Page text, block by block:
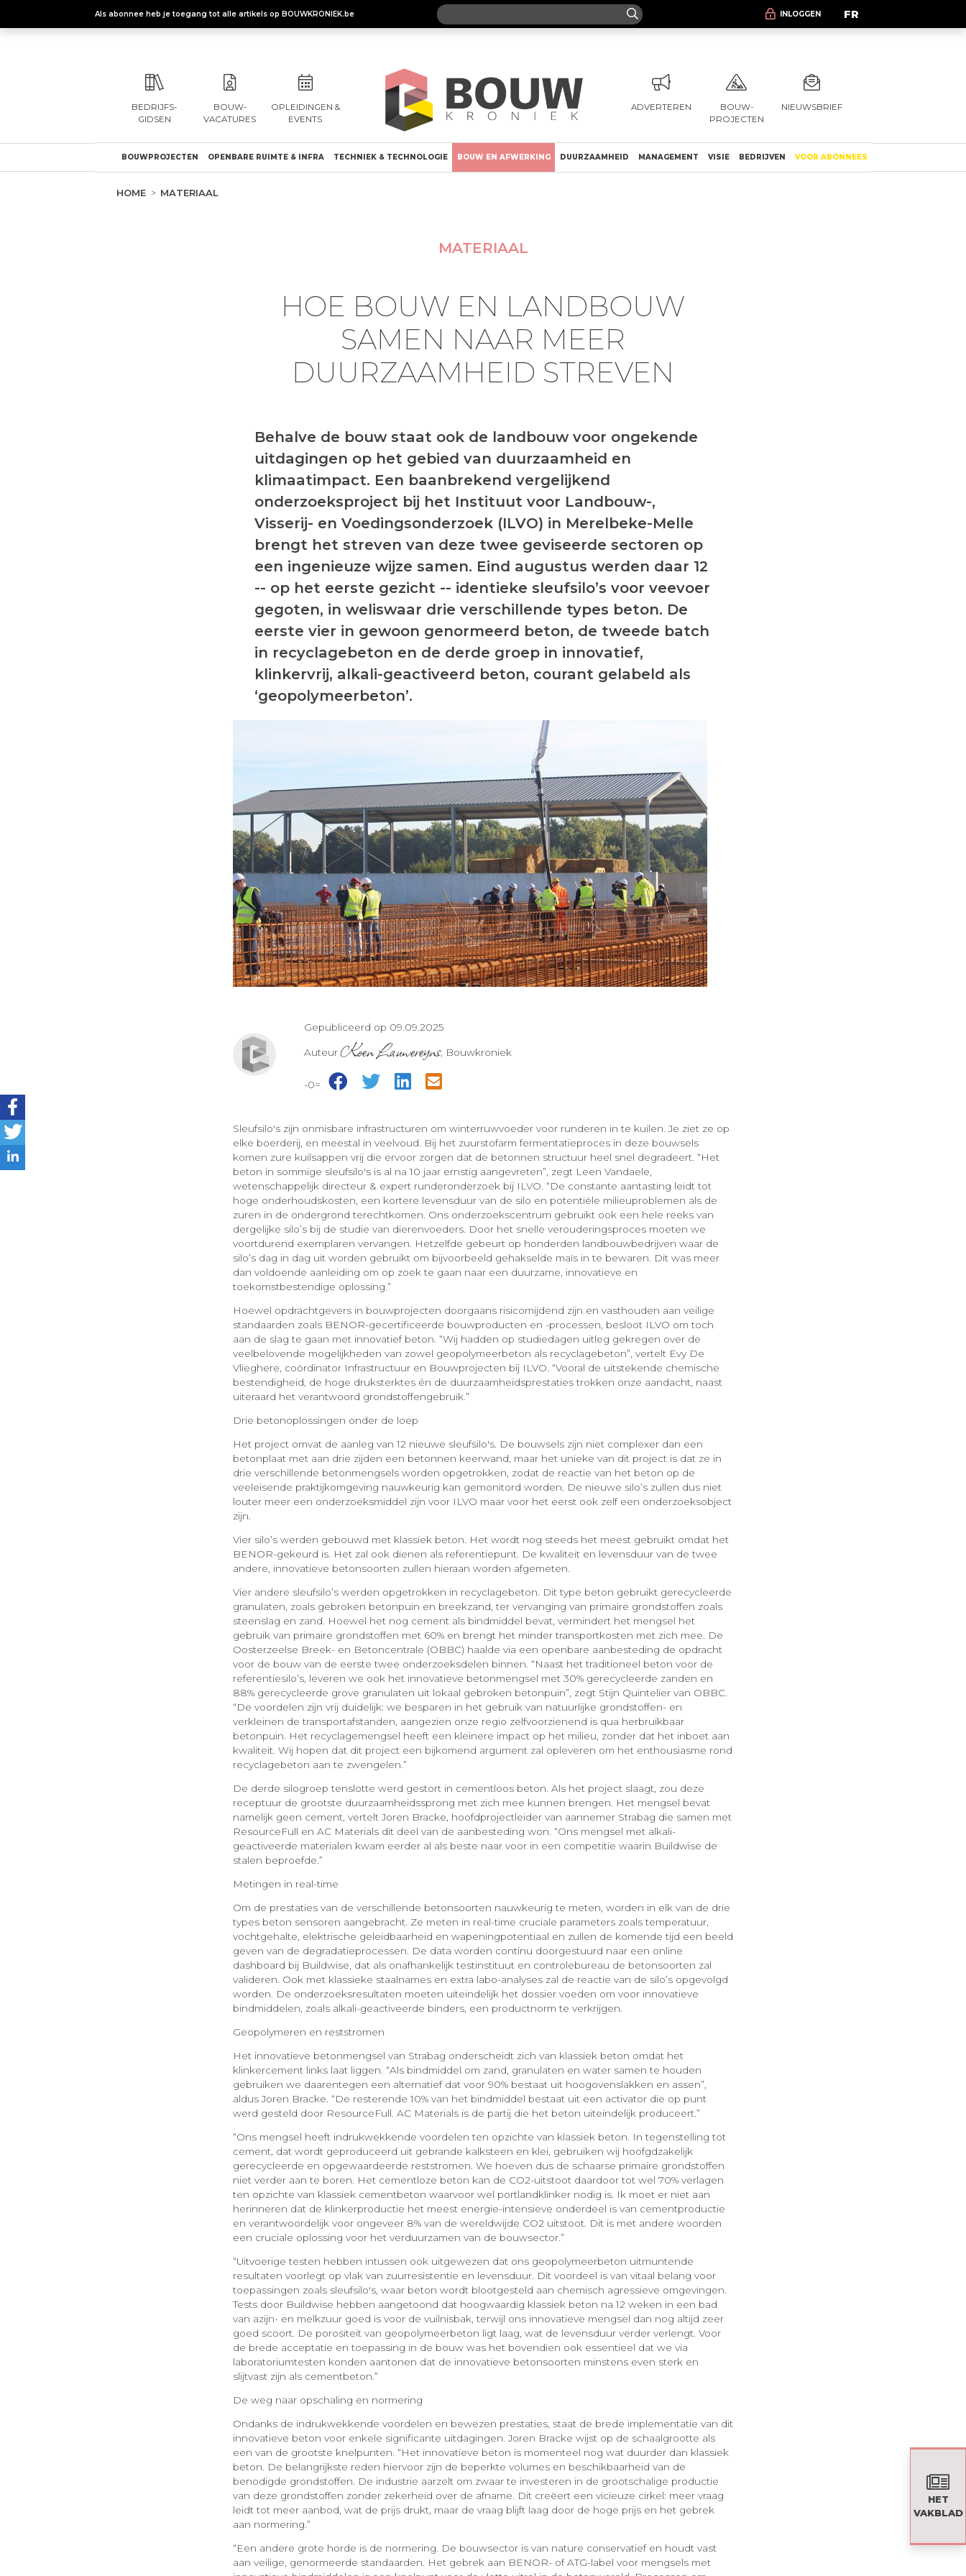
Als abonnee heb je toegang tot alle artikels op BOUWKRONIEK.be INLOGGEN FR
BEDRIJFS-
GIDSEN
BOUW-
VACATURES
OPLEIDINGEN &
EVENTS
ADVERTEREN
BOUW-
PROJECTEN
NIEUWSBRIEF
BOUWPROJECTEN OPENBARE RUIMTE & INFRA TECHNIEK & TECHNOLOGIE BOUW EN AFWERKING DUURZAAMHEID MANAGEMENT VISIE BEDRIJVEN VOOR ABONNEES
HOME MATERIAAL
MATERIAAL
HOE BOUW EN LANDBOUW
SAMEN NAAR MEER
DUURZAAMHEID STREVEN
Behalve de bouw staat ook de landbouw voor ongekende
uitdagingen op het gebied van duurzaamheid en
klimaatimpact. Een baanbrekend vergelijkend
onderzoeksproject bij het Instituut voor Landbouw-,
Visserij- en Voedingsonderzoek (ILVO) in Merelbeke-Melle
brengt het streven van deze twee geviseerde sectoren op
een ingenieuze wijze samen. Eind augustus werden daar 12
-- op het eerste gezicht -- identieke sleufsilo’s voor veevoer
gegoten, in weliswaar drie verschillende types beton. De
eerste vier in gewoon genormeerd beton, de tweede batch
in recyclagebeton en de derde groep in innovatief,
klinkervrij, alkali-geactiveerd beton, courant gelabeld als
‘geopolymeerbeton’.
Gepubliceerd op 09.09.2025
AuteurKoen Lauwereyns, Bouwkroniek
-0=
Sleufsilo's zijn onmisbare infrastructuren om winterruwvoeder voor runderen in te kuilen. Je ziet ze op
elke boerderij, en meestal in veelvoud. Bij het zuurstofarm fermentatieproces in deze bouwsels
komen zure kuilsappen vrij die ervoor zorgen dat de betonnen structuur heel snel degradeert. “Het
beton in sommige sleufsilo's is al na 10 jaar ernstig aangevreten”, zegt Leen Vandaele,
wetenschappelijk directeur & expert runderonderzoek bij ILVO. “De constante aantasting leidt tot
hoge onderhoudskosten, een kortere levensduur van de silo en potentiële milieuproblemen als de
zuren in de ondergrond terechtkomen. Ons onderzoekscentrum gebruikt ook een hele reeks van
dergelijke silo’s bij de studie van dierenvoeders. Door het snelle verouderingsproces moeten we
voortdurend exemplaren vervangen. Hetzelfde gebeurt op honderden landbouwbedrijven waar de
silo’s dag in dag uit worden gebruikt om bijvoorbeeld gehakselde maïs in te bewaren. Dit was meer
dan voldoende aanleiding om op zoek te gaan naar een duurzame, innovatieve en
toekomstbestendige oplossing.”
Hoewel opdrachtgevers in bouwprojecten doorgaans risicomijdend zijn en vasthouden aan veilige
standaarden zoals BENOR-gecertificeerde bouwproducten en -processen, besloot ILVO om toch
aan de slag te gaan met innovatief beton. “Wij hadden op studiedagen uitleg gekregen over de
veelbelovende mogelijkheden van zowel geopolymeerbeton als recyclagebeton”, vertelt Evy De
Vlieghere, coördinator Infrastructuur en Bouwprojecten bij ILVO. “Vooral de uitstekende chemische
bestendigheid, de hoge druksterktes én de duurzaamheidsprestaties trokken onze aandacht, naast
uiteraard het verantwoord grondstoffengebruik.”
Drie betonoplossingen onder de loep
Het project omvat de aanleg van 12 nieuwe sleufsilo's. De bouwsels zijn niet complexer dan een
betonplaat met aan drie zijden een betonnen keerwand, maar het unieke van dit project is dat ze in
drie verschillende betonmengsels worden opgetrokken, zodat de reactie van het beton op de
veeleisende praktijkomgeving nauwkeurig kan gemonitord worden. De nieuwe silo’s zullen dus niet
louter meer een onderzoeksmiddel zijn voor ILVO maar voor het eerst ook zelf een onderzoeksobject
zijn.
Vier silo’s werden gebouwd met klassiek beton. Het wordt nog steeds het meest gebruikt omdat het
BENOR-gekeurd is. Het zal ook dienen als referentiepunt. De kwaliteit en levensduur van de twee
andere, innovatieve betonsoorten zullen hieraan worden afgemeten.
Vier andere sleufsilo’s werden opgetrokken in recyclagebeton. Dit type beton gebruikt gerecycleerde
granulaten, zoals gebroken betonpuin en breekzand, ter vervanging van primaire grondstoffen zoals
steenslag en zand. Hoewel het nog cement als bindmiddel bevat, vermindert het mengsel het
gebruik van primaire grondstoffen met 60% en brengt het minder transportkosten met zich mee. De
Oosterzeelse Breek- en Betoncentrale (OBBC) haalde via een openbare aanbesteding de opdracht
voor de bouw van de eerste twee onderzoeksdelen binnen. “Naast het traditioneel beton voor de
referentiesilo’s, leveren we ook het innovatieve betonmengsel met 30% gerecycleerde zanden en
88% gerecycleerde grove granulaten uit lokaal gebroken betonpuin”, zegt Stijn Quintelier van OBBC.
“De voordelen zijn vrij duidelijk: we besparen in het gebruik van natuurlijke grondstoffen- en
verkleinen de transportafstanden, aangezien onze regio zelfvoorzienend is qua herbruikbaar
betonpuin. Het recyclagemengsel heeft een kleinere impact op het milieu, zonder dat het inboet aan
kwaliteit. Wij hopen dat dit project een bijkomend argument zal opleveren om het enthousiasme rond
recyclagebeton aan te zwengelen.”
De derde silogroep tenslotte werd gestort in cementloos beton. Als het project slaagt, zou deze
receptuur de grootste duurzaamheidssprong met zich mee kunnen brengen. Het mengsel bevat
namelijk geen cement, vertelt Joren Bracke, hoofdprojectleider van aannemer Strabag die samen met
ResourceFull en AC Materials dit deel van de aanbesteding won. “Ons mengsel met alkali-
geactiveerde materialen kwam eerder al als beste naar voor in een competitie waarin Buildwise de
stalen beproefde.”
Metingen in real-time
Om de prestaties van de verschillende betonsoorten nauwkeurig te meten, worden in elk van de drie
types beton sensoren aangebracht. Ze meten in real-time cruciale parameters zoals temperatuur,
vochtgehalte, elektrische geleidbaarheid en wapeningpotentiaal en zullen de komende tijd een beeld
geven van de degradatieprocessen. De data worden continu doorgestuurd naar een online
dashboard bij Buildwise, dat als onafhankelijk testinstituut en controlebureau de betonsoorten zal
valideren. Ook met klassieke staalnames en extra labo-analyses zal de reactie van de silo’s opgevolgd
worden. De onderzoeksresultaten moeten uiteindelijk het dossier voeden om voor innovatieve
bindmiddelen, zoals alkali-geactiveerde binders, een productnorm te verkrijgen.
Geopolymeren en reststromen
Het innovatieve betonmengsel van Strabag onderscheidt zich van klassiek beton omdat het
klinkercement links laat liggen. “Als bindmiddel om zand, granulaten en water samen te houden
gebruiken we daarentegen een alternatief dat voor 90% bestaat uit hoogovenslakken en assen”,
aldus Joren Bracke. “De resterende 10% van het bindmiddel bestaat uit een activator die op punt
werd gesteld door ResourceFull. AC Materials is de partij die het beton uiteindelijk produceert.”
“Ons mengsel heeft indrukwekkende voordelen ten opzichte van klassiek beton. In tegenstelling tot
cement, dat wordt geproduceerd uit gebrande kalksteen en klei, gebruiken wij hoofgdzakelijk
gerecycleerde en opgewaardeerde reststromen. We hoeven dus de schaarse primaire grondstoffen
niet verder aan te boren. Het cementloze beton kan de CO2-uitstoot daardoor tot wel 70% verlagen
ten opzichte van klassiek cementbeton waarvoor wel portlandklinker nodig is. Ik moet er niet aan
herinneren dat de klinkerproductie het meest energie-intensieve onderdeel is van cementproductie
en verantwoordelijk voor ongeveer 8% van de wereldwijde CO2 uitstoot. Dit is met andere woorden
een cruciale oplossing voor het verduurzamen van de bouwsector.”
“Uitvoerige testen hebben intussen ook uitgewezen dat ons geopolymeerbeton uitmuntende
resultaten voorlegt op vlak van zuurresistentie en levensduur. Dit voordeel is van vitaal belang voor
toepassingen zoals sleufsilo's, waar beton wordt blootgesteld aan chemisch agressieve omgevingen.
Tests door Buildwise hebben aangetoond dat hoogwaardig klassiek beton na 12 weken in een bad
van azijn- en melkzuur goed is voor de vuilnisbak, terwijl ons innovatieve mengsel dan nog altijd zeer
goed scoort. De porositeit van geopolymeerbeton ligt laag, wat de levensduur verder verlengt. Voor
de brede acceptatie en toepassing in de bouw was het bovendien ook essentieel dat we via
laboratoriumtesten konden aantonen dat de innovatieve betonsoorten minstens even sterk en
slijtvast zijn als cementbeton.”
De weg naar opschaling en normering
Ondanks de indrukwekkende voordelen en bewezen prestaties, staat de brede implementatie van dit
innovatieve beton voor enkele significante uitdagingen. Joren Bracke wijst op de schaalgrootte als
een van de grootste knelpunten. “Het innovatieve beton is momenteel nog wat duurder dan klassiek
beton. De belangrijkste reden hiervoor zijn de beperkte volumes en beschikbaarheid van de
benodigde grondstoffen. De industrie aarzelt om zwaar te investeren in de grootschalige productie
van deze grondstoffen zonder zekerheid over de afname. Dit creëert een vicieuze cirkel: meer vraag
leidt tot meer aanbod, wat de prijs drukt, maar de vraag blijft laag door de hoge prijs en het gebrek
aan normering.”
“Een andere grote horde is de normering. De bouwsector is van nature conservatief en houdt vast
aan veilige, genormeerde standaarden. Het gebrek aan BENOR- of ATG-label voor mengsels met
HET
VAKBLAD